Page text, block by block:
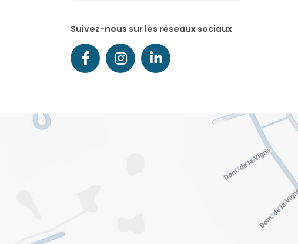
Suivez-nous sur les réseaux sociaux